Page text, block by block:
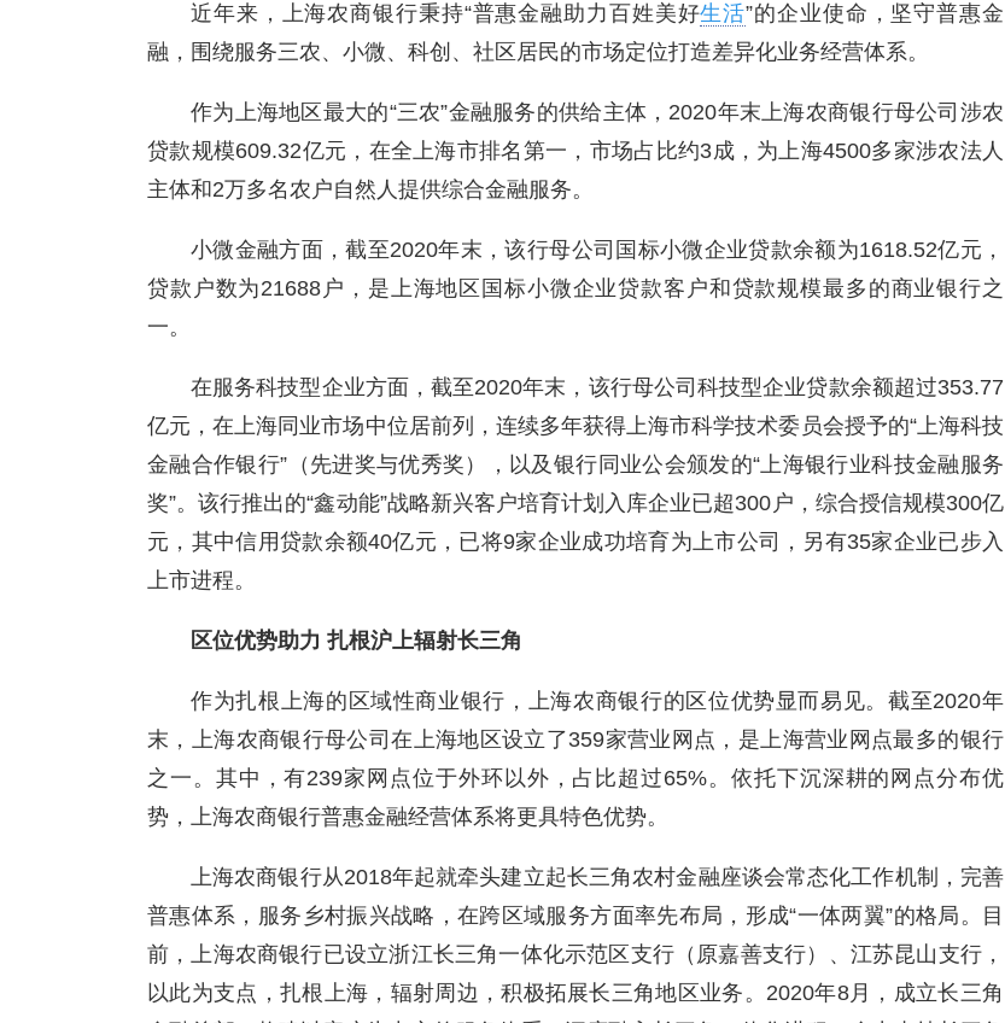
近年来，上海农商银行秉持“普惠金融助力百姓美好生活”的企业使命，坚守普惠金
融，围绕服务三农、小微、科创、社区居民的市场定位打造差异化业务经营体系。
作为上海地区最大的“三农”金融服务的供给主体，2020年末上海农商银行母公司涉农
贷款规模609.32亿元，在全上海市排名第一，市场占比约3成，为上海4500多家涉农法人
主体和2万多名农户自然人提供综合金融服务。
小微金融方面，截至2020年末，该行母公司国标小微企业贷款余额为1618.52亿元，
贷款户数为21688户，是上海地区国标小微企业贷款客户和贷款规模最多的商业银行之
一。
在服务科技型企业方面，截至2020年末，该行母公司科技型企业贷款余额超过353.77
亿元，在上海同业市场中位居前列，连续多年获得上海市科学技术委员会授予的“上海科技
金融合作银行”（先进奖与优秀奖），以及银行同业公会颁发的“上海银行业科技金融服务
奖”。该行推出的“鑫动能”战略新兴客户培育计划入库企业已超300户，综合授信规模300亿
元，其中信用贷款余额40亿元，已将9家企业成功培育为上市公司，另有35家企业已步入
上市进程。
区位优势助力 扎根沪上辐射长三角
作为扎根上海的区域性商业银行，上海农商银行的区位优势显而易见。截至2020年
末，上海农商银行母公司在上海地区设立了359家营业网点，是上海营业网点最多的银行
之一。其中，有239家网点位于外环以外，占比超过65%。依托下沉深耕的网点分布优
势，上海农商银行普惠金融经营体系将更具特色优势。
上海农商银行从2018年起就牵头建立起长三角农村金融座谈会常态化工作机制，完善
普惠体系，服务乡村振兴战略，在跨区域服务方面率先布局，形成“一体两翼”的格局。目
前，上海农商银行已设立浙江长三角一体化示范区支行（原嘉善支行）、江苏昆山支行，
以此为支点，扎根上海，辐射周边，积极拓展长三角地区业务。2020年8月，成立长三角